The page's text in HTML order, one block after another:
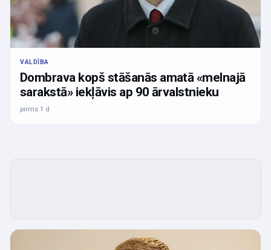
VALDĪBA
Dombrava kopš stāšanās amatā «melnajā
sarakstā» iekļāvis ap 90 ārvalstnieku
pirms 1 d